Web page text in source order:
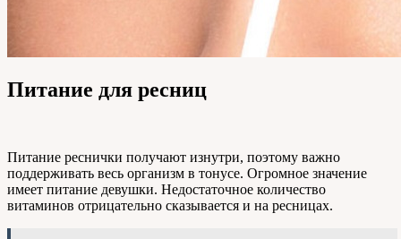
Питание для ресниц
Питание реснички получают изнутри, поэтому важно
поддерживать весь организм в тонусе. Огромное значение
имеет питание девушки. Недостаточное количество
витаминов отрицательно сказывается и на ресницах.